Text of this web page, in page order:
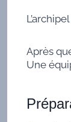
Après
Une